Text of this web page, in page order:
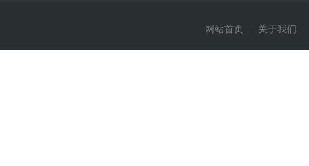
网站首页 关于我们